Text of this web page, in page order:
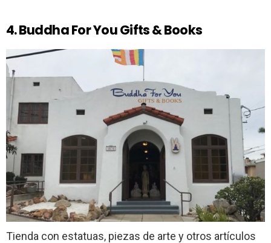
4. Buddha For You Gifts & Books
Tienda con estatuas, piezas de arte y otros artículos